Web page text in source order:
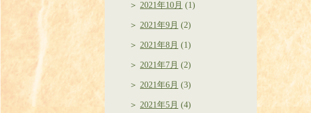
2021年10月 (1)
2021年9月 (2)
2021年8月 (1)
2021年7月 (2)
2021年6月 (3)
2021年5月 (4)